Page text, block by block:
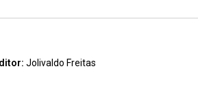
Jolivaldo Freitas